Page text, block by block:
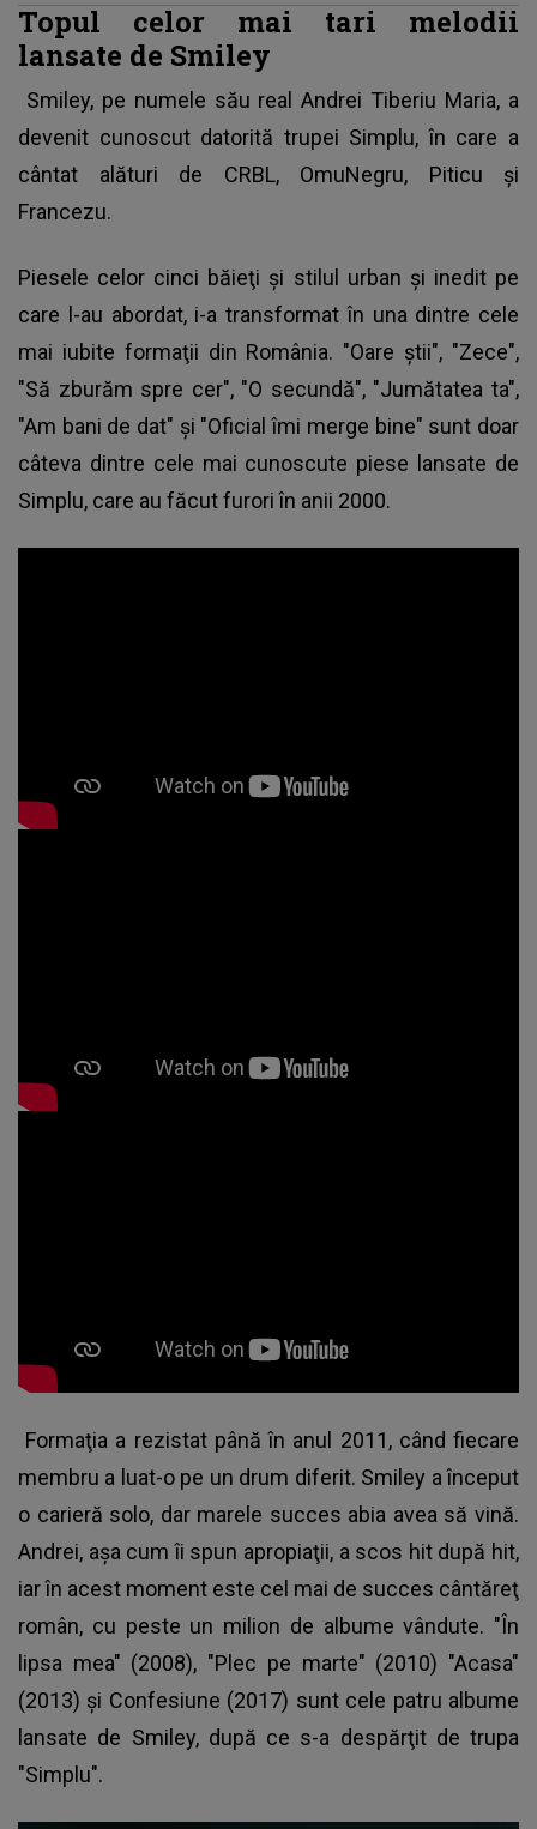
Topul celor mai tari melodii
lansate de Smiley
Smiley, pe numele său real Andrei Tiberiu Maria, a
devenit cunoscut datorită trupei Simplu, în care a
cântat alături de CRBL, OmuNegru, Piticu şi
Francezu.
Piesele celor cinci băieţi şi stilul urban şi inedit pe
care l-au abordat, i-a transformat în una dintre cele
mai iubite formaţii din România. "Oare ştii", "Zece",
"Să zburăm spre cer", "O secundă", "Jumătatea ta",
"Am bani de dat" şi "Oficial îmi merge bine" sunt doar
câteva dintre cele mai cunoscute piese lansate de
Simplu, care au făcut furori în anii 2000.
Formaţia a rezistat până în anul 2011, când fiecare
membru a luat-o pe un drum diferit. Smiley a început
o carieră solo, dar marele succes abia avea să vină.
Andrei, aşa cum îi spun apropiaţii, a scos hit după hit,
iar în acest moment este cel mai de succes cântăreţ
român, cu peste un milion de albume vândute. "În
lipsa mea" (2008), "Plec pe marte" (2010) "Acasa"
(2013) şi Confesiune (2017) sunt cele patru albume
lansate de Smiley, după ce s-a despărţit de trupa
"Simplu".